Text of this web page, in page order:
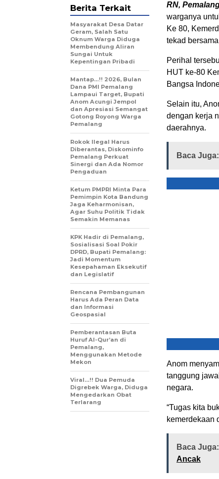
RN,
warganya
Ke 80,
tekad
Perihal
HUT ke-80
Bangsa
Selain itu,
dengan kerja
daerahnya.
Baca Juga:
Anom
tanggung
negara.
“Tugas kita
kemerdekaan
Baca Juga:
Ancak
Berita Terkait
Masyarakat Desa Datar
Geram, Salah Satu
Oknum Warga Diduga
Membendung Aliran
Sungai Untuk
Kepentingan Pribadi
Mantap…!! 2026, Bulan
Dana PMI Pemalang
Lampaui Target, Bupati
Anom Acungi Jempol
dan Apresiasi Semangat
Gotong Royong Warga
Pemalang
Rokok Ilegal Harus
Diberantas, Diskominfo
Pemalang Perkuat
Sinergi dan Ada Nomor
Pengaduan
Ketum PMPRI Minta Para
Pemimpin Kota Bandung
Jaga Keharmonisan,
Agar Suhu Politik Tidak
Semakin Memanas
KPK Hadir di Pemalang,
Sosialisasi Soal Pokir
DPRD, Bupati Pemalang:
Jadi Momentum
Kesepahaman Eksekutif
dan Legislatif
Rencana Pembangunan
Harus Ada Peran Data
dan Informasi
Geospasial
Pemberantasan Buta
Huruf Al-Qur’an di
Pemalang,
Menggunakan Metode
Mekon
Viral…!! Dua Pemuda
Digrebek Warga, Diduga
Mengedarkan Obat
Terlarang